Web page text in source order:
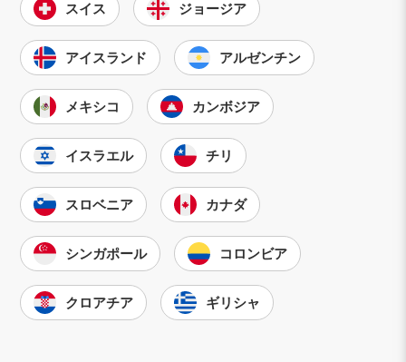
スイス ジョージア
アイスランド アルゼンチン
メキシコ カンボジア
イスラエル チリ
スロベニア カナダ
シンガポール コロンビア
クロアチア ギリシャ